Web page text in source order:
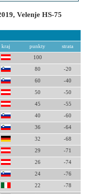
Velenje HS-75
kraj punkty strata
100
80 -20
60 -40
50 -50
45 -55
40 -60
36 -64
32 -68
29 -71
26 -74
24 -76
22 -78